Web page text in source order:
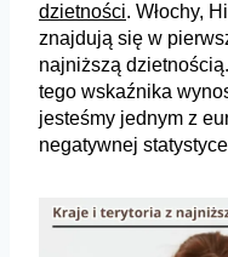
dzietności. Włochy,
znajdują się w
najniższą
tego wskaźnika
jesteśmy jednym z
negatywnej